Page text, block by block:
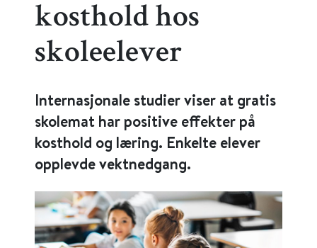
kosthold hos
skoleelever
Internasjonale studier viser at gratis
skolemat har positive effekter på
kosthold og læring. Enkelte elever
opplevde vektnedgang.